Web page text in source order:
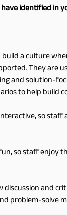
identified in
a culture
They are
and solution-
to help build
so staff
so staff enjoy
and
problem-solve